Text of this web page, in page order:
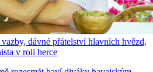
dávné přátelství hlavních hvězd,
v roli herce